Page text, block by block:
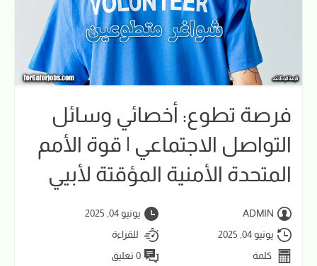
فرصة تطوع: أخصائي وسائل
التواصل الاجتماعي | قوة الأمم
المتحدة الأمنية المؤقتة لأبيي
ADMIN
يونيو 04, 2025
يونيو 04, 2025
للقراءة
كلمة
0 تعليق